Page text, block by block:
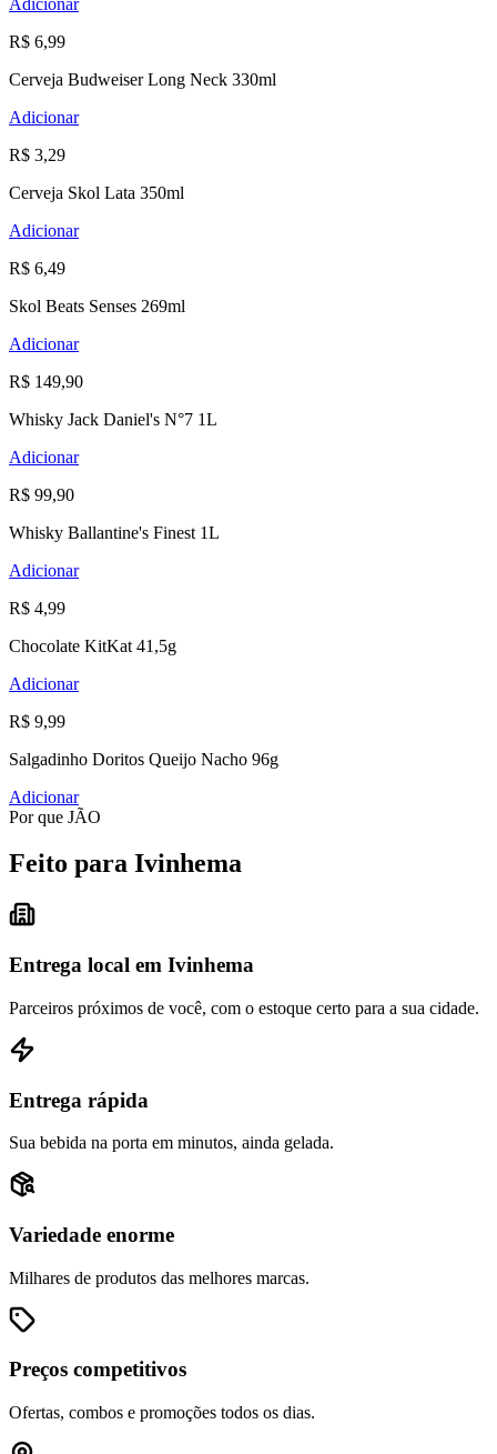
R$ 6,99
Cerveja Budweiser Long Neck 330ml
Adicionar
R$ 3,29
Cerveja Skol Lata 350ml
Adicionar
R$ 6,49
Skol Beats Senses 269ml
Adicionar
R$ 149,90
Whisky Jack Daniel's N°7 1L
Adicionar
R$ 99,90
Whisky Ballantine's Finest 1L
Adicionar
R$ 4,99
Chocolate KitKat 41,5g
Adicionar
R$ 9,99
Salgadinho Doritos Queijo Nacho 96g
Adicionar
Por que JÃO
Feito para Ivinhema
Entrega local em Ivinhema
Parceiros próximos de você, com o estoque certo para a sua cidade.
Entrega rápida
Sua bebida na porta em minutos, ainda gelada.
Variedade enorme
Milhares de produtos das melhores marcas.
Preços competitivos
Ofertas, combos e promoções todos os dias.